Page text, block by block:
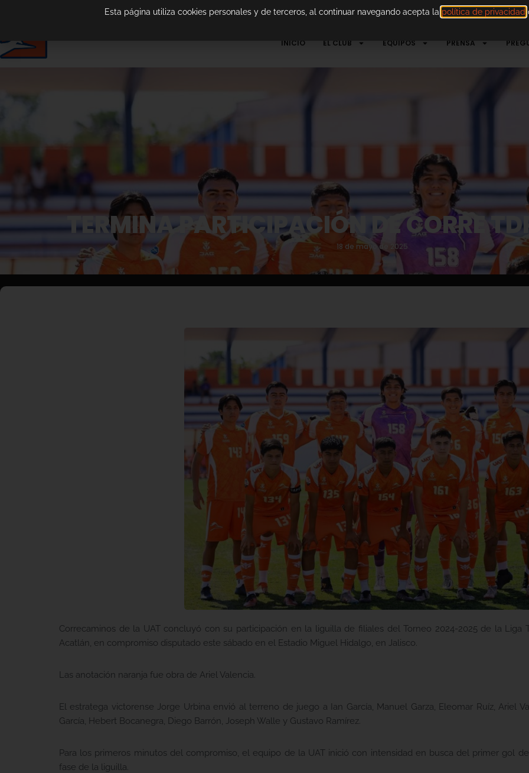
INICIO EL CLUB EQUIPOS PRENSA
TERMINA PARTICIPACIÓN DE CORRE
18 de mayo de 2025
Correcaminos de la UAT concluyó con su participación en la liguilla de filiales del Torneo 2024-2025 de la Liga
Acatlán, en compromiso disputado este sábado en el Estadio Miguel Hidalgo, en Jalisco.
Las anotación naranja fue obra de Ariel Valencia.
El estratega victorense Jorge Urbina envió al terreno de juego a Ian García, Manuel Garza, Eleomar Ruíz, Ariel
García, Hebert Bocanegra, Diego Barrón, Joseph Walle y Gustavo Ramírez.
Para los primeros minutos del compromiso, el equipo de la UAT inició con intensidad en busca del primer gol
fase de la liguilla.
Esta página utiliza cookies personales y de terceros, al continuar navegando acepta la política de privacidad